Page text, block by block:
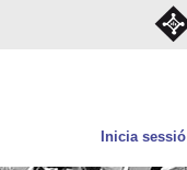
Inicia sessió